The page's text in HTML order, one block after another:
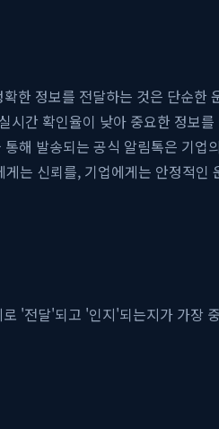
한 정보를 전달하는 것은 단순한
간 확인율이 낮아 중요한 정보
해 발송되는 공식 알림톡은 기업의
는 신뢰를, 기업에게는 안정적인
'전달'되고 '인지'되는지가 가장